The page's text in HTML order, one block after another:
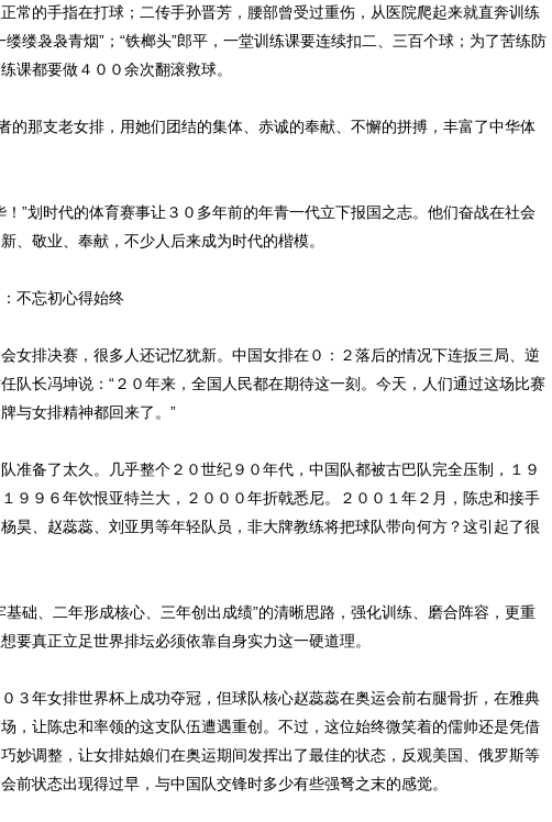
常的手指在打球；二传手孙晋芳，腰部曾受过重伤，从医院爬起来就直奔训练
缕袅袅青烟”；“铁榔头”郎平，一堂训练课要连续扣二、三百个球；为了苦练防
课都要做４００余次翻滚救球。
那支老女排，用她们团结的集体、赤诚的奉献、不懈的拼搏，丰富了中华体
”划时代的体育赛事让３０多年前的年青一代立下报国之志。他们奋战在社会
、敬业、奉献，不少人后来成为时代的楷模。
不忘初心得始终
排决赛，很多人还记忆犹新。中国女排在０：２落后的情况下连扳三局、逆
队长冯坤说：“２０年来，全国人民都在期待这一刻。今天，人们通过这场比赛
与女排精神都回来了。”
备了太久。几乎整个２０世纪９０年代，中国队都被古巴队完全压制，１９
９９６年饮恨亚特兰大，２０００年折戟悉尼。２００１年２月，陈忠和接手
昊、赵蕊蕊、刘亚男等年轻队员，非大牌教练将把球队带向何方？这引起了很
础、二年形成核心、三年创出成绩”的清晰思路，强化训练、磨合阵容，更重
要真正立足世界排坛必须依靠自身实力这一硬道理。
年女排世界杯上成功夺冠，但球队核心赵蕊蕊在奥运会前右腿骨折，在雅典
，让陈忠和率领的这支队伍遭遇重创。不过，这位始终微笑着的儒帅还是凭借
妙调整，让女排姑娘们在奥运期间发挥出了最佳的状态，反观美国、俄罗斯等
前状态出现得过早，与中国队交锋时多少有些强弩之末的感觉。